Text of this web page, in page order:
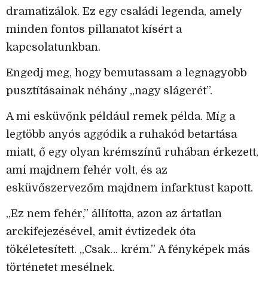
dramatizálok. Ez egy családi legenda, amely
minden fontos pillanatot kísért a
kapcsolatunkban.
Engedj meg, hogy bemutassam a legnagyobb
pusztításainak néhány „nagy slágerét”.
A mi esküvőnk például remek példa. Míg a
legtöbb anyós aggódik a ruhakód betartása
miatt, ő egy olyan krémszínű ruhában érkezett,
ami majdnem fehér volt, és az
esküvőszervezőm majdnem infarktust kapott.
„Ez nem fehér,” állította, azon az ártatlan
arckifejezésével, amit évtizedek óta
tökéletesített. „Csak… krém.” A fényképek más
történetet mesélnek.